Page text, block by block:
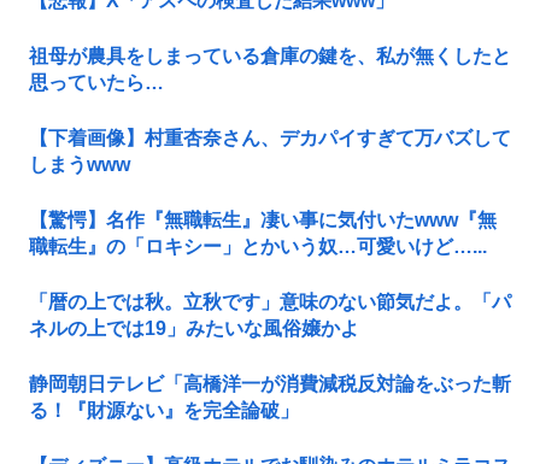
祖母が農具をしまっている倉庫の鍵を、私が無くしたと
思っていたら…
【下着画像】村重杏奈さん、デカパイすぎて万バズして
しまうwww
【驚愕】名作『無職転生』凄い事に気付いたwww『無
職転生』の「ロキシー」とかいう奴…可愛いけど…...
「暦の上では秋。立秋です」意味のない節気だよ。「パ
ネルの上では19」みたいな風俗嬢かよ
静岡朝日テレビ「高橋洋一が消費減税反対論をぶった斬
る！『財源ない』を完全論破」